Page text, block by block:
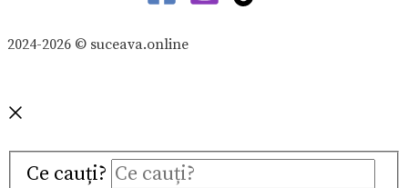
2024-2026 © suceava.online
Ce cauți?